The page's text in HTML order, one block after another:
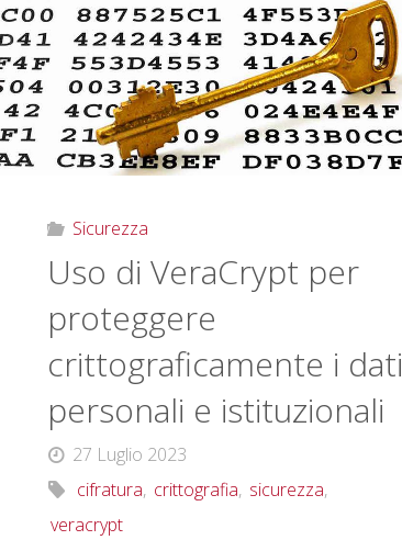
Sicurezza
Uso di VeraCrypt per
proteggere
crittograficamente i dati
personali e istituzionali
27 Luglio 2023
cifratura, crittografia, sicurezza,
veracrypt